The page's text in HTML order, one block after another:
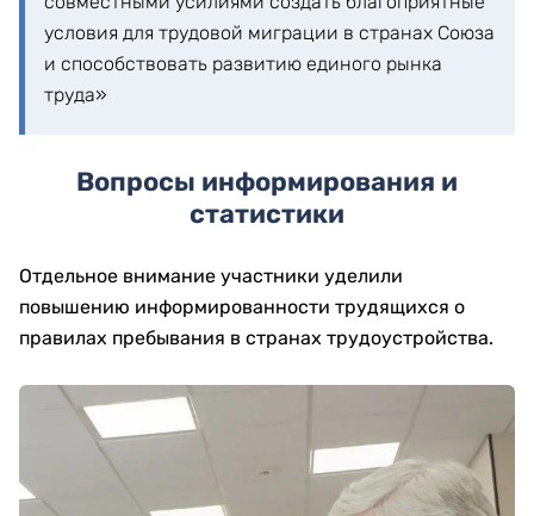
условия для трудовой миграции в странах Союза
и способствовать развитию единого рынка
труда»
Вопросы информирования и
статистики
Отдельное внимание участники уделили
повышению информированности трудящихся о
правилах пребывания в странах трудоустройства.